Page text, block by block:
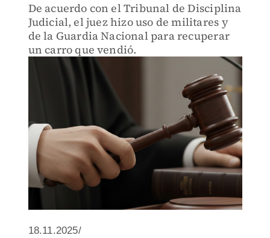
De acuerdo con el Tribunal de Disciplina
Judicial, el juez hizo uso de militares y
de la Guardia Nacional para recuperar
un carro que vendió.
18.11.2025/